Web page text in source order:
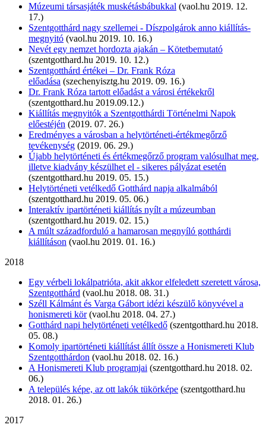
Múzeumi társasjáték muskétásbábukkal (vaol.hu 2019. 12.
17.)
Szentgotthárd nagy szellemei - Díszpolgárok anno kiállítás-
megnyitó (vaol.hu 2019. 10. 16.)
Nevét egy nemzet hordozta ajakán – Kötetbemutató
(szentgotthard.hu 2019. 10. 12.)
Szentgotthárd értékei – Dr. Frank Róza
előadása (szechenyisztg.hu 2019. 09. 16.)
Dr. Frank Róza tartott előadást a városi értékekről
(szentgotthard.hu 2019.09.12.)
Kiállítás megnyitók a Szentgotthárdi Történelmi Napok
előestéjén (2019. 07. 26.)
Eredményes a városban a helytörténeti-értékmegőrző
tevékenység (2019. 06. 29.)
Újabb helytörténeti és értékmegőrző program valósulhat meg,
illetve kiadvány készülhet el - sikeres pályázat esetén
(szentgotthard.hu 2019. 05. 15.)
Helytörténeti vetélkedő Gotthárd napja alkalmából
(szentgotthard.hu 2019. 05. 06.)
Interaktív ipartörténeti kiállítás nyílt a múzeumban
(szentgotthard.hu 2019. 02. 15.)
A múlt századforduló a hamarosan megnyíló gotthárdi
kiállításon (vaol.hu 2019. 01. 16.)
2018
Egy vérbeli lokálpatrióta, akit akkor elfeledett szeretett városa,
Szentgotthárd (vaol.hu 2018. 08. 31.)
Széll Kálmánt és Varga Gábort idézi készülő könyvével a
honismereti kör(vaol.hu 2018. 04. 27.)
Gotthárd napi helytörténeti vetélkedő (szentgotthard.hu 2018.
05. 08.)
Komoly ipartörténeti kiállítást állít össze a Honismereti Klub
Szentgotthárdon (vaol.hu 2018. 02. 16.)
A Honismereti Klub programjai (szentgotthard.hu 2018. 02.
06.)
A település képe, az ott lakók tükörképe (szentgotthard.hu
2018. 01. 26.)
2017